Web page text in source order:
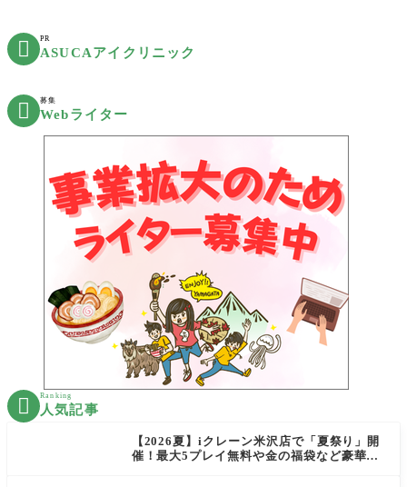
 PR
ASUCAアイクリニック
 募集
Webライター
 Ranking
人気記事
【2026夏】iクレーン米沢店で「夏祭り」開
催！最大5プレイ無料や金の福袋など豪華企